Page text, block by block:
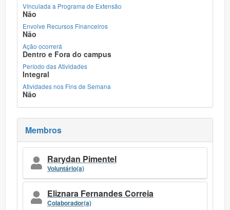
Vínculada a Programa de Extensão
Não
Envolve Recursos Financeiros
Não
Ação ocorrerá
Dentro e Fora do campus
Período das Atividades
Integral
Atividades nos Fins de Semana
Não
Membros
Rarydan Pimentel
Voluntário(a)
Eliznara Fernandes Correia
Colaborador(a)